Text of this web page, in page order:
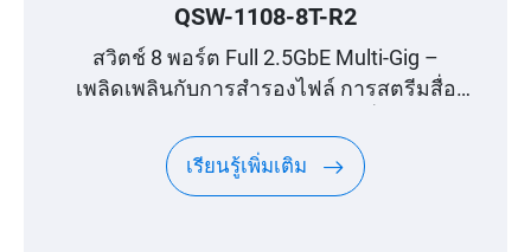
QSW-1108-8T-R2
สวิตช์ 8 พอร์ต Full 2.5GbE Multi-Gig –
เพลิดเพลินกับการสำรองไฟล์ การสตรีมสื่อ
เรียนรู้เพิ่มเติม